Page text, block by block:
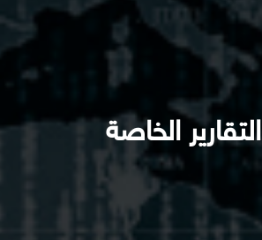
التقارير الخاصة